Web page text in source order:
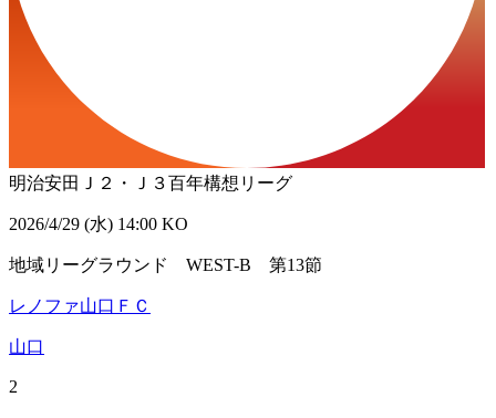
明治安田Ｊ２・Ｊ３百年構想リーグ
2026/4/29 (水) 14:00 KO
地域リーグラウンド WEST-B 第13節
レノファ山口ＦＣ
山口
2